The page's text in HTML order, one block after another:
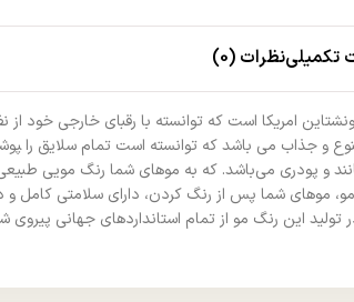
تکمیلینظرات (0)
امریکا است که توانسته با رقبای خارجی خود
و جذاب می باشد که توانسته است تمام سلایق
و پودری می‌باشد. که به موهای شما رنگ مویی
موهای شما پس از رنگ کردن، دارای سلامتی کامل و
این رنگ مو از تمام استانداردهای جهانی